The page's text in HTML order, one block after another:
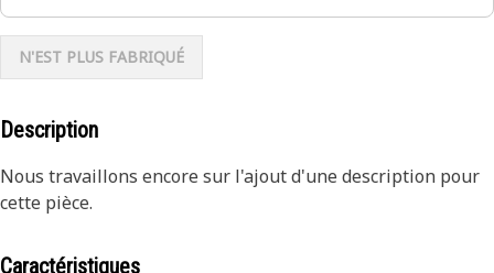
N'EST PLUS FABRIQUÉ
Description
Nous travaillons encore sur l'ajout d'une description pour
cette pièce.
Caractéristiques